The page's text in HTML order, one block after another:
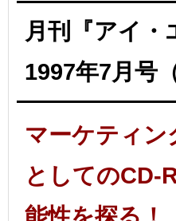
月刊『アイ・
1997年7月号
マーケティン
としての